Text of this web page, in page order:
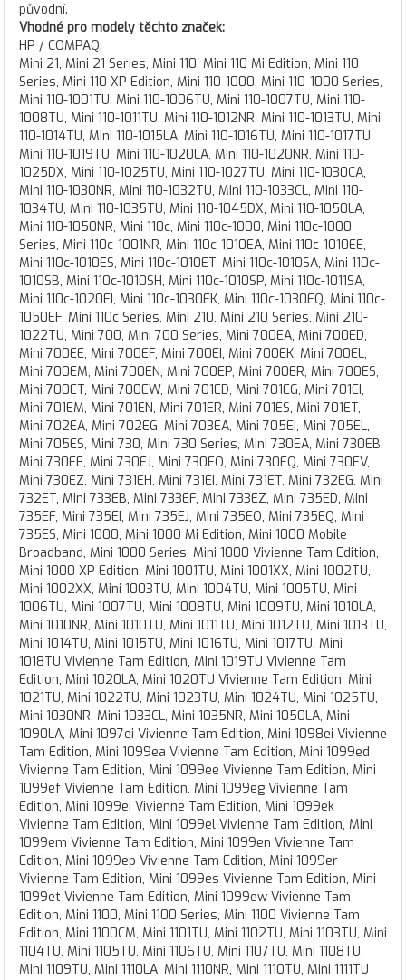
původní.
Vhodné pro modely těchto značek:
HP / COMPAQ:
Mini 21, Mini 21 Series, Mini 110, Mini 110 Mi Edition, Mini 110
Series, Mini 110 XP Edition, Mini 110-1000, Mini 110-1000 Series,
Mini 110-1001TU, Mini 110-1006TU, Mini 110-1007TU, Mini 110-
1008TU, Mini 110-1011TU, Mini 110-1012NR, Mini 110-1013TU, Mini
110-1014TU, Mini 110-1015LA, Mini 110-1016TU, Mini 110-1017TU,
Mini 110-1019TU, Mini 110-1020LA, Mini 110-1020NR, Mini 110-
1025DX, Mini 110-1025TU, Mini 110-1027TU, Mini 110-1030CA,
Mini 110-1030NR, Mini 110-1032TU, Mini 110-1033CL, Mini 110-
1034TU, Mini 110-1035TU, Mini 110-1045DX, Mini 110-1050LA,
Mini 110-1050NR, Mini 110c, Mini 110c-1000, Mini 110c-1000
Series, Mini 110c-1001NR, Mini 110c-1010EA, Mini 110c-1010EE,
Mini 110c-1010ES, Mini 110c-1010ET, Mini 110c-1010SA, Mini 110c-
1010SB, Mini 110c-1010SH, Mini 110c-1010SP, Mini 110c-1011SA,
Mini 110c-1020EI, Mini 110c-1030EK, Mini 110c-1030EQ, Mini 110c-
1050EF, Mini 110c Series, Mini 210, Mini 210 Series, Mini 210-
1022TU, Mini 700, Mini 700 Series, Mini 700EA, Mini 700ED,
Mini 700EE, Mini 700EF, Mini 700EI, Mini 700EK, Mini 700EL,
Mini 700EM, Mini 700EN, Mini 700EP, Mini 700ER, Mini 700ES,
Mini 700ET, Mini 700EW, Mini 701ED, Mini 701EG, Mini 701EI,
Mini 701EM, Mini 701EN, Mini 701ER, Mini 701ES, Mini 701ET,
Mini 702EA, Mini 702EG, Mini 703EA, Mini 705EI, Mini 705EL,
Mini 705ES, Mini 730, Mini 730 Series, Mini 730EA, Mini 730EB,
Mini 730EE, Mini 730EJ, Mini 730EO, Mini 730EQ, Mini 730EV,
Mini 730EZ, Mini 731EH, Mini 731EI, Mini 731ET, Mini 732EG, Mini
732ET, Mini 733EB, Mini 733EF, Mini 733EZ, Mini 735ED, Mini
735EF, Mini 735EI, Mini 735EJ, Mini 735EO, Mini 735EQ, Mini
735ES, Mini 1000, Mini 1000 Mi Edition, Mini 1000 Mobile
Broadband, Mini 1000 Series, Mini 1000 Vivienne Tam Edition,
Mini 1000 XP Edition, Mini 1001TU, Mini 1001XX, Mini 1002TU,
Mini 1002XX, Mini 1003TU, Mini 1004TU, Mini 1005TU, Mini
1006TU, Mini 1007TU, Mini 1008TU, Mini 1009TU, Mini 1010LA,
Mini 1010NR, Mini 1010TU, Mini 1011TU, Mini 1012TU, Mini 1013TU,
Mini 1014TU, Mini 1015TU, Mini 1016TU, Mini 1017TU, Mini
1018TU Vivienne Tam Edition, Mini 1019TU Vivienne Tam
Edition, Mini 1020LA, Mini 1020TU Vivienne Tam Edition, Mini
1021TU, Mini 1022TU, Mini 1023TU, Mini 1024TU, Mini 1025TU,
Mini 1030NR, Mini 1033CL, Mini 1035NR, Mini 1050LA, Mini
1090LA, Mini 1097ei Vivienne Tam Edition, Mini 1098ei Vivienne
Tam Edition, Mini 1099ea Vivienne Tam Edition, Mini 1099ed
Vivienne Tam Edition, Mini 1099ee Vivienne Tam Edition, Mini
1099ef Vivienne Tam Edition, Mini 1099eg Vivienne Tam
Edition, Mini 1099ei Vivienne Tam Edition, Mini 1099ek
Vivienne Tam Edition, Mini 1099el Vivienne Tam Edition, Mini
1099em Vivienne Tam Edition, Mini 1099en Vivienne Tam
Edition, Mini 1099ep Vivienne Tam Edition, Mini 1099er
Vivienne Tam Edition, Mini 1099es Vivienne Tam Edition, Mini
1099et Vivienne Tam Edition, Mini 1099ew Vivienne Tam
Edition, Mini 1100, Mini 1100 Series, Mini 1100 Vivienne Tam
Edition, Mini 1100CM, Mini 1101TU, Mini 1102TU, Mini 1103TU, Mini
1104TU, Mini 1105TU, Mini 1106TU, Mini 1107TU, Mini 1108TU,
Mini 1109TU, Mini 1110LA, Mini 1110NR, Mini 1110TU, Mini 1111TU